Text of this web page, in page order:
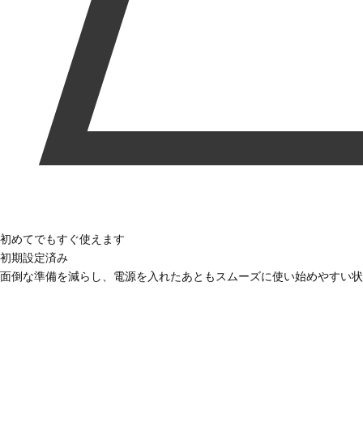
初めてでもすぐ使えます
初期設定済み
面倒な準備を減らし、電源を入れたあともスムーズに使い始めやすい